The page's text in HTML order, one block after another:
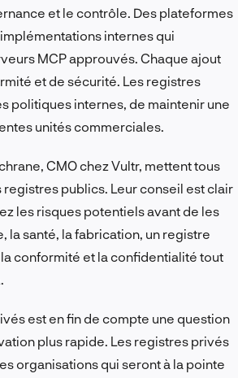
et le contrôle. Des plateformes
internes qui
MCP approuvés. Chaque ajout
et de sécurité. Les registres
politiques internes, de maintenir une
unités commerciales.
CMO chez Vultr, mettent tous
registres publics. Leur conseil est clair
les risques potentiels avant de les
la santé, la fabrication, un registre
conformité et la confidentialité tout
est en fin de compte une question
plus rapide. Les registres privés
organisations qui seront à la pointe